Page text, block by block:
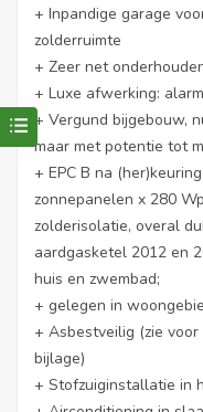
+ Inpandige garage
zolderruimte
+ Zeer net
+ Luxe afwerking:
+ Vergund bijgebouw,
maar met potentie tot
+ EPC B na
zonnepanelen x 280
zolderisolatie, overal
aardgasketel 2012 en
huis en zwembad;
+ gelegen in
+ Asbestveilig (zie
bijlage)
+ Stofzuiginstallatie in